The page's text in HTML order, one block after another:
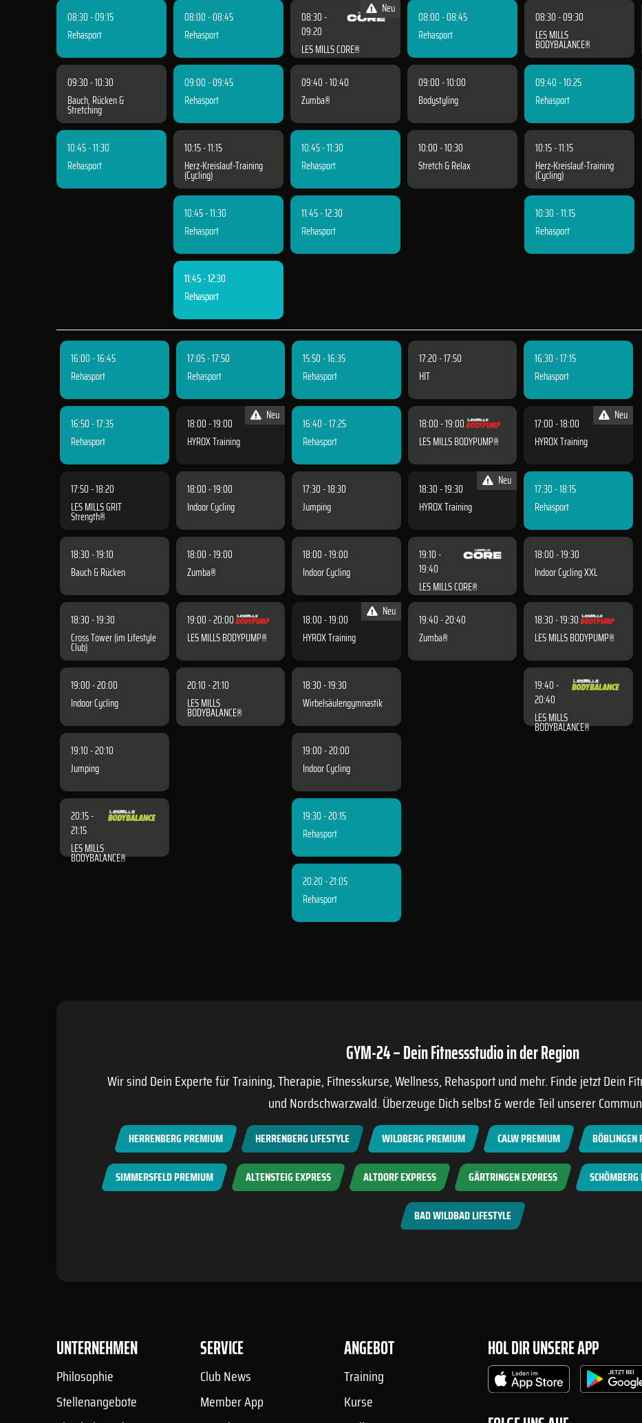
08:30 - 09:15
Rehasport
09:30 - 10:30
Bauch, Rücken &
Stretching
10:45 - 11:30
Rehasport
08:00 - 08:45
Rehasport
09:00 - 09:45
Rehasport
10:15 - 11:15
Herz-Kreislauf-Training
(Cycling)
10:45 - 11:30
Rehasport
11:45 - 12:30
Rehasport
Neu
08:30 -
09:20
LES MILLS CORE®
09:40 - 10:40
Zumba®
10:45 - 11:30
Rehasport
11:45 - 12:30
Rehasport
08:00 - 08:45
Rehasport
09:00 - 10:00
Bodystyling
10:00 - 10:30
Stretch & Relax
08:30 - 09:30
LES MILLS
BODYBALANCE®
09:40 - 10:25
Rehasport
10:15 - 11:15
Herz-Kreislauf-Training
(Cycling)
10:30 - 11:15
Rehasport
16:00 - 16:45
Rehasport
16:50 - 17:35
Rehasport
17:50 - 18:20
LES MILLS GRIT
Strength®
18:30 - 19:10
Bauch & Rücken
18:30 - 19:30
Cross Tower (im Lifestyle
Club)
19:00 - 20:00
Indoor Cycling
19:10 - 20:10
Jumping
20:15 -
21:15
LES MILLS
BODYBALANCE®
17:05 - 17:50
Rehasport
Neu
18:00 - 19:00
HYROX Training
18:00 - 19:00
Indoor Cycling
18:00 - 19:00
Zumba®
19:00 - 20:00
LES MILLS BODYPUMP®
20:10 - 21:10
LES MILLS
BODYBALANCE®
15:50 - 16:35
Rehasport
16:40 - 17:25
Rehasport
17:30 - 18:30
Jumping
18:00 - 19:00
Indoor Cycling
Neu
18:00 - 19:00
HYROX Training
18:30 - 19:30
Wirbelsäulengymnastik
19:00 - 20:00
Indoor Cycling
19:30 - 20:15
Rehasport
20:20 - 21:05
Rehasport
17:20 - 17:50
HIT
18:00 - 19:00
LES MILLS BODYPUMP®
Neu
18:30 - 19:30
HYROX Training
19:10 -
19:40
LES MILLS CORE®
19:40 - 20:40
Zumba®
16:30 - 17:15
Rehasport
Neu
17:00 - 18:00
HYROX Training
17:30 - 18:15
Rehasport
18:00 - 19:30
Indoor Cycling XXL
18:30 - 19:30
LES MILLS BODYPUMP®
19:40 -
20:40
LES MILLS
BODYBALANCE®
GYM-24 – Dein Fitnessstudio in der Region
Wir sind Dein Experte für Training, Therapie, Fitnesskurse, Wellness, Rehasport und mehr. Finde jetzt Dein
und Nordschwarzwald. Überzeuge Dich selbst & werde Teil unserer
HERRENBERG PREMIUM HERRENBERG LIFESTYLE WILDBERG PREMIUM CALW PREMIUM
SIMMERSFELD PREMIUM ALTENSTEIG EXPRESS ALTDORF EXPRESS GÄRTRINGEN EXPRESS
BAD WILDBAD LIFESTYLE
UNTERNEHMEN
Philosophie
Stellenangebote
SERVICE
Club News
Member App
ANGEBOT
Training
Kurse
HOL DIR UNSERE APP